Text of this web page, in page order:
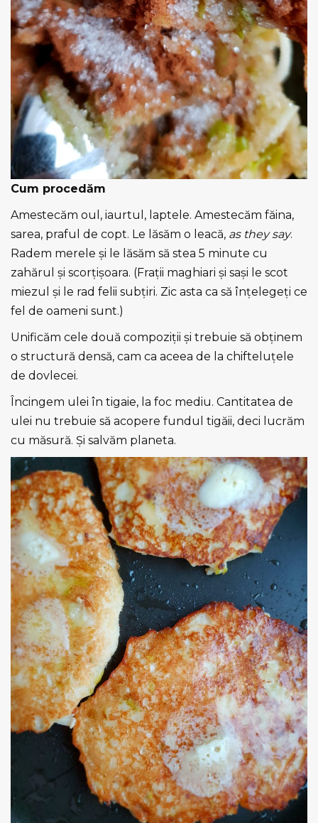
Cum procedăm
Amestecăm oul, iaurtul, laptele. Amestecăm făina,
sarea, praful de copt. Le lăsăm o leacă, as they say.
Radem merele și le lăsăm să stea 5 minute cu
zahărul și scorțișoara. (Frații maghiari și sași le scot
miezul și le rad felii subțiri. Zic asta ca să înțelegeți ce
fel de oameni sunt.)
Unificăm cele două compoziții și trebuie să obținem
o structură densă, cam ca aceea de la chifteluțele
de dovlecei.
Încingem ulei în tigaie, la foc mediu. Cantitatea de
ulei nu trebuie să acopere fundul tigăii, deci lucrăm
cu măsură. Și salvăm planeta.